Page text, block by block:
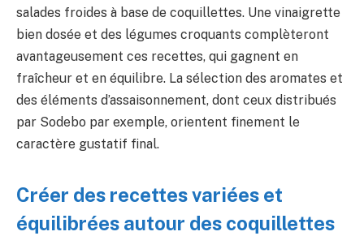
salades froides à base de coquillettes. Une vinaigrette
bien dosée et des légumes croquants complèteront
avantageusement ces recettes, qui gagnent en
fraîcheur et en équilibre. La sélection des aromates et
des éléments d’assaisonnement, dont ceux distribués
par Sodebo par exemple, orientent finement le
caractère gustatif final.
Créer des recettes variées et
équilibrées autour des coquillettes